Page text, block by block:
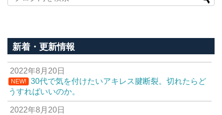
新着・更新情報
2022年8月20日
NEW!
30代で気を付けたいアキレス腱断裂。切れたらど
うすればいいのか。
2022年8月20日